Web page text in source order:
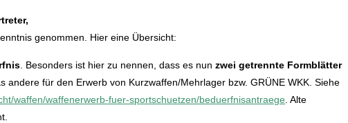
genommen. Hier eine Übersicht:
. Besonders ist hier zu nennen, dass es nunzwei getrennte Formblätter
andere für den Erwerb von Kurzwaffen/Mehrlager bzw. GRÜNE WKK. Siehe
waffen/waffenerwerb-fuer-sportschuetzen/beduerfnisantraege . Alte